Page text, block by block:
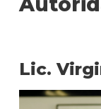
Lic.